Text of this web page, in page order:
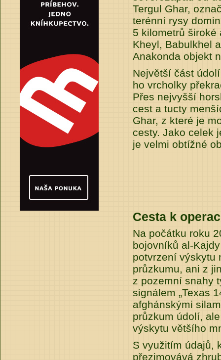
Tergul Ghar,
terénní rysy
5 kilometrů široké
Kheyl, Babulkhel
Anakonda objekt
Největší část
ho vrcholky
Přes nejvyšší
cest a tucty
Ghar, z které je
cesty. Jako celek
je velmi obtížné
Cesta k
Na počátku roku
bojovníků al-
potvrzení výskytu
průzkumu, ani z
z pozemní snahy
signálem „Texas
afghánskými
průzkum údolí,
výskytu většího
S využitím údajů,
přezimovává